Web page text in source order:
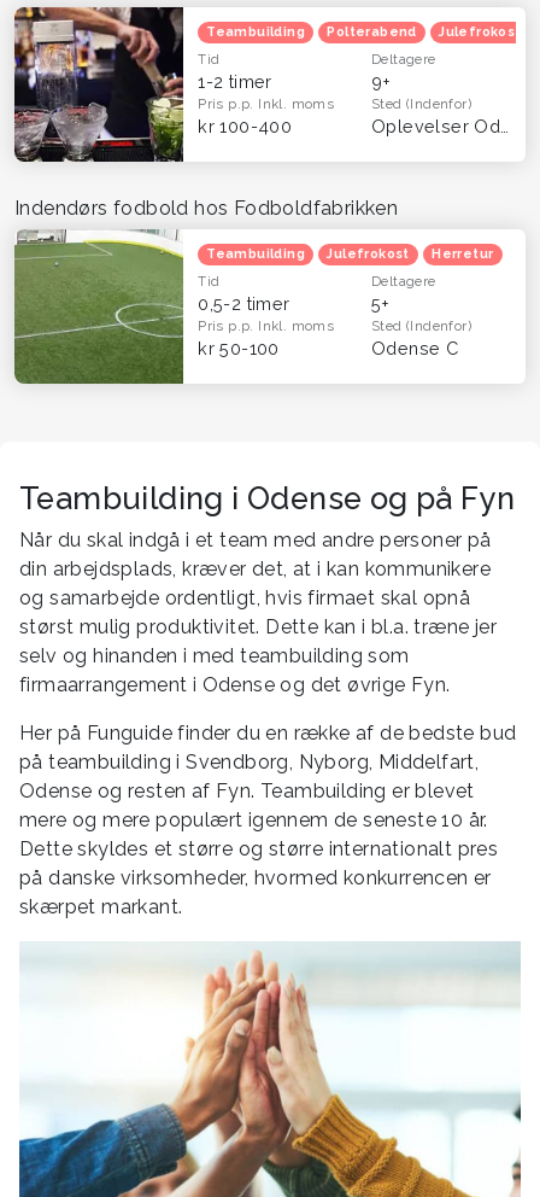
Teambuilding Polterabend Julefrokost
Tid
1-2 timer
Deltagere
9+
Pris p.p. Inkl. moms
kr 100-400
Sted(Indenfor)
Indendørs fodbold hos Fodboldfabrikken
Teambuilding Julefrokost Herretur
Tid
0,5-2 timer
Deltagere
5+
Pris p.p. Inkl. moms
kr 50-100
Sted(Indenfor)
Odense C
Teambuilding i Odense og på Fyn
Når du skal indgå i et team med andre personer på
din arbejdsplads, kræver det, at i kan kommunikere
og samarbejde ordentligt, hvis firmaet skal opnå
størst mulig produktivitet. Dette kan i bl.a. træne jer
selv og hinanden i med teambuilding som
firmaarrangement i Odense og det øvrige Fyn.
Her på Funguide finder du en række af de bedste bud
på teambuilding i Svendborg, Nyborg, Middelfart,
Odense og resten af Fyn. Teambuilding er blevet
mere og mere populært igennem de seneste 10 år.
Dette skyldes et større og større internationalt pres
på danske virksomheder, hvormed konkurrencen er
skærpet markant.